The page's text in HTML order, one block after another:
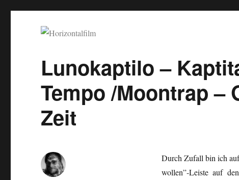
Lunokaptilo –
Tempo /Moontrap –
Zeit
Durch Zufall bin ich
wollen”-Leiste auf